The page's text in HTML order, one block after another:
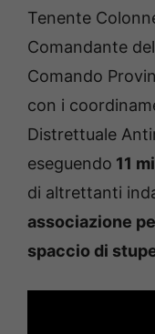
Tenente
Comandante
Comando
con i
Distrettuale
eseguendo 11
di altrettanti
associazione
spaccio di